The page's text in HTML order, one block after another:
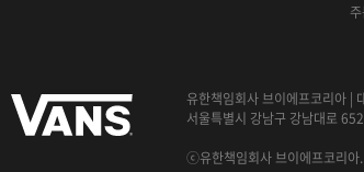
유한책임회사 브이에프코리아 |
서울특별시 강남구 강남대로
ⓒ유한책임회사 브이에프코리